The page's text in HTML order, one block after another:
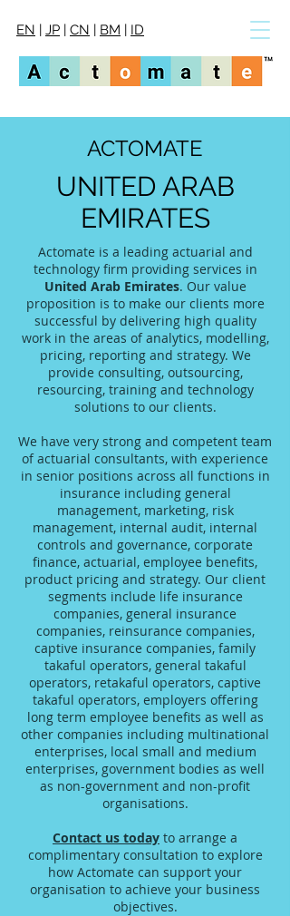
EN | JP | CN | BM | ID
ACTOMATE
UNITED ARAB
EMIRATES
Actomate is a leading actuarial and
technology firm providing services in
United Arab Emirates. Our value
proposition is to make our clients more
successful by delivering high quality
work in the areas of analytics, modelling,
pricing, reporting and strategy. We
provide consulting, outsourcing,
resourcing, training and technology
solutions to our clients.
We have very strong and competent team
of actuarial consultants, with experience
in senior positions across all functions in
insurance including general
management, marketing, risk
management, internal audit, internal
controls and governance, corporate
finance, actuarial, employee benefits,
product pricing and strategy. Our client
segments include life insurance
companies, general insurance
companies, reinsurance companies,
captive insurance companies, family
takaful operators, general takaful
operators, retakaful operators, captive
takaful operators, employers offering
long term employee benefits as well as
other companies including multinational
enterprises, local small and medium
enterprises, government bodies as well
as non-government and non-profit
organisations.
Contact us today to arrange a
complimentary consultation to explore
how Actomate can support your
organisation to achieve your business
objectives.